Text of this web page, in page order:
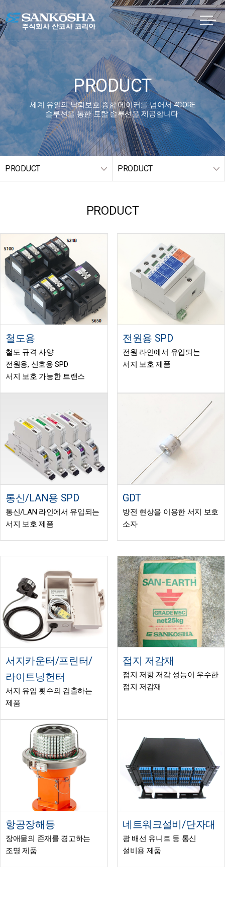
PRODUCT
세계 유일의 낙뢰보호 종합 메이커를 넘어서 4CORE
솔루션을 통한 토탈 솔루션을 제공합니다.
PRODUCT PRODUCT
PRODUCT
철도용
철도 규격 사양
전원용, 신호용 SPD
서지 보호 가능한 트랜스
전원용 SPD
전원 라인에서 유입되는
서지 보호 제품
통신/LAN용 SPD
통신/LAN 라인에서 유입되는
서지 보호 제품
GDT
방전 현상을 이용한 서지 보호
소자
서지카운터/프린터/
라이트닝헌터
서지 유입 횟수의 검출하는
제품
접지 저감재
접지 저항 저감 성능이 우수한
접지 저감재
항공장해등
장애물의 존재를 경고하는
조명 제품
네트워크설비/단자대
광 배선 유니트 등 통신
설비용 제품